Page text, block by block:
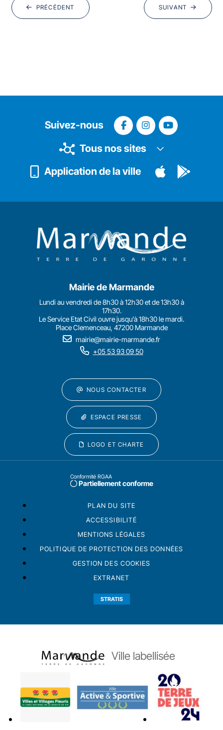
PRÉCÉDENT SUIVANT
Suivez-nous
Tous nos sites
Application de la ville
Mairie de Marmande
Lundi au vendredi de 8h30 à 12h30 et de 13h30 à
17h30.
Le Service Etat Civil ouvre jusqu'à 18h30 le mardi.
Place Clemenceau, 47200 Marmande
mairie@mairie-marmande.fr
+05 53 93 09 50
NOUS CONTACTER
ESPACE PRESSE
LOGO ET CHARTE
Conformité RGAA
Partiellement conforme
PLAN DU SITE
ACCESSIBILITÉ
MENTIONS LÉGALES
POLITIQUE DE PROTECTION DES DONNÉES
GESTION DES COOKIES
EXTRANET
STRATIS
Ville labellisée